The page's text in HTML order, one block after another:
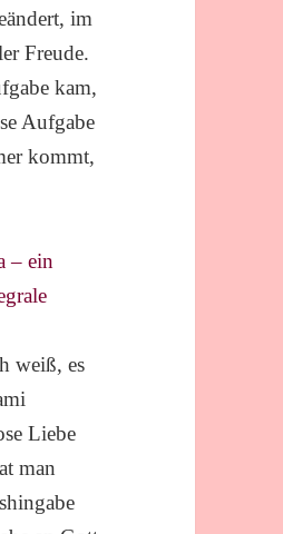
im
Freude.
kam,
Aufgabe
kommt,
– ein
weiß, es
Liebe
man